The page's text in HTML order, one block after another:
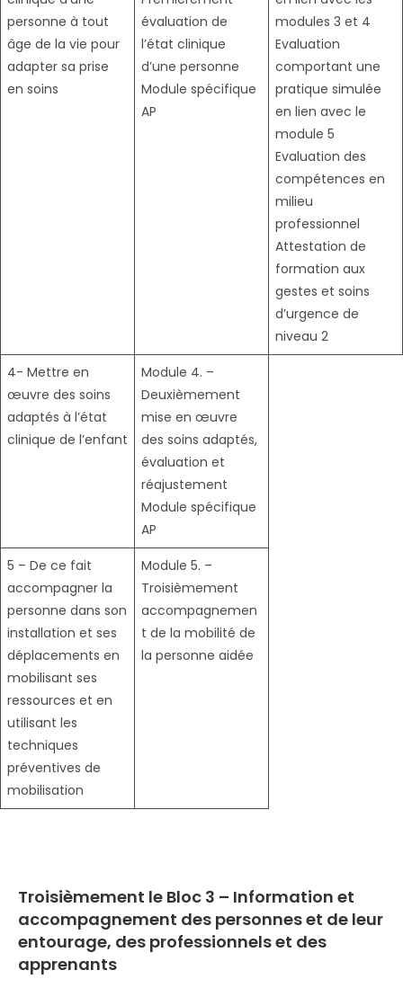
personne à tout
âge de la vie pour
adapter sa prise
en soins
évaluation de
l’état clinique
d’une personne
Module spécifique
AP
modules 3 et 4
Evaluation
comportant une
pratique simulée
en lien avec le
module 5
Evaluation des
compétences en
milieu
professionnel
Attestation de
formation aux
gestes et soins
d’urgence de
niveau 2
4- Mettre en
œuvre des soins
adaptés à l’état
clinique de l’enfant
Module 4. –
Deuxièmement
mise en œuvre
des soins adaptés,
évaluation et
réajustement
Module spécifique
AP
5 – De ce fait
accompagner la
personne dans son
installation et ses
déplacements en
mobilisant ses
ressources et en
utilisant les
techniques
préventives de
mobilisation
Module 5. –
Troisièmement
accompagnemen
t de la mobilité de
la personne aidée
Troisièmement le Bloc 3 – Information et
accompagnement des personnes et de leur
entourage, des professionnels et des
apprenants